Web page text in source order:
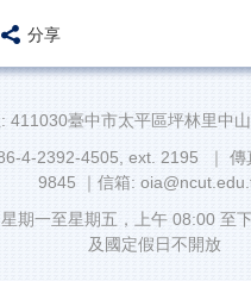
分享
411030臺中市太平區坪林里中
4-2392-4505, ext. 2195 ｜ 傳
9845 ｜信箱:
期一至星期五，上午 08:00 至
及國定假日不開放